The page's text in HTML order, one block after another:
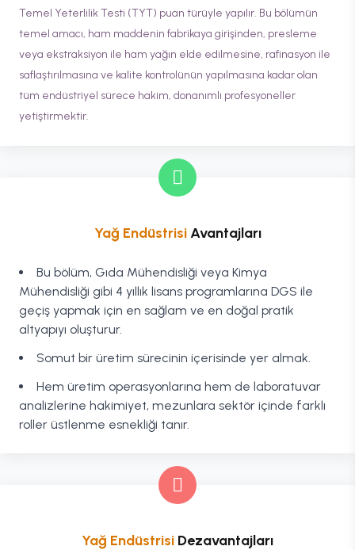
Temel Yeterlilik Testi (TYT) puan türüyle yapılır. Bu bölümün
temel amacı, ham maddenin fabrikaya girişinden, presleme
veya ekstraksiyon ile ham yağın elde edilmesine, rafinasyon ile
saflaştırılmasına ve kalite kontrolünün yapılmasına kadar olan
tüm endüstriyel sürece hakim, donanımlı profesyoneller
yetiştirmektir.
Yağ EndüstrisiAvantajları
Bu bölüm, Gıda Mühendisliği veya Kimya
Mühendisliği gibi 4 yıllık lisans programlarına DGS ile
geçiş yapmak için en sağlam ve en doğal pratik
altyapıyı oluşturur.
Somut bir üretim sürecinin içerisinde yer almak.
Hem üretim operasyonlarına hem de laboratuvar
analizlerine hakimiyet, mezunlara sektör içinde farklı
roller üstlenme esnekliği tanır.
Yağ Endüstrisi Dezavantajları